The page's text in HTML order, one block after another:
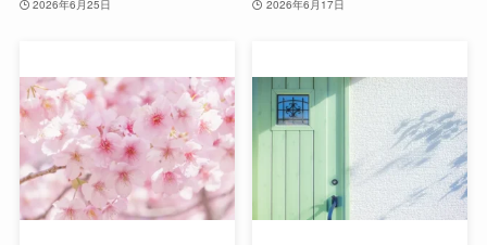
2026年6月25日 2026年6月17日